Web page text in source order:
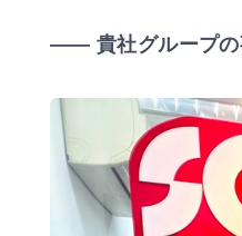
―― 貴社グループの